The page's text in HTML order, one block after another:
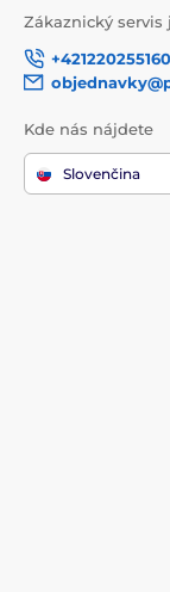
Zákaznický servis
+421220255160
Kde nás nájdete
Slovenčina